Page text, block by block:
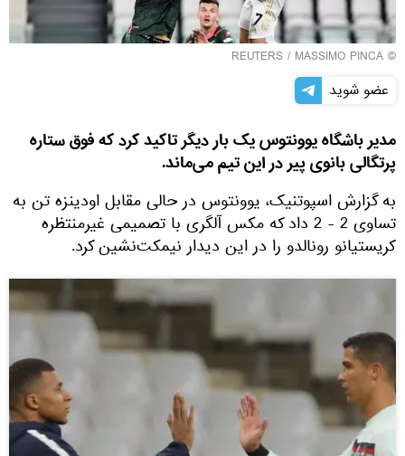
©
REUTERS / MASSIMO PINCA
عضو شوید
مدیر باشگاه یوونتوس یک بار دیگر تاکید کرد که فوق ستاره
پرتگالی بانوی پیر در این تیم می‌ماند.
به گزارش اسپوتنیک، یوونتوس در حالی مقابل اودینزه تن به
تساوی 2 - 2 داد که مکس آلگری با تصمیمی غیرمنتظره
کریستیانو رونالدو را در این دیدار نیمکت‌نشین کرد.